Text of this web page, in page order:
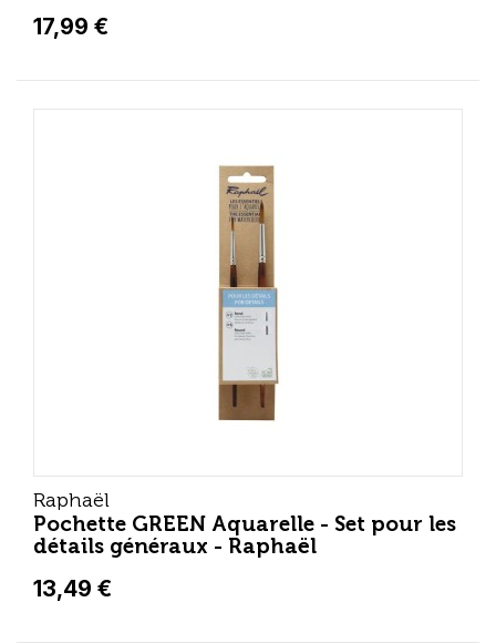
17,99 €
Raphaël
Pochette GREEN Aquarelle - Set pour les
détails généraux - Raphaël
13,49 €